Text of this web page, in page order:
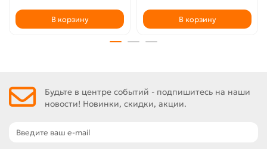
В корзину В корзину
Будьте в центре событий - подпишитесь на наши
новости! Новинки, скидки, акции.